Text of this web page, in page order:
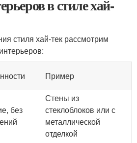
в стиле хай-
стиля хай-тек рассмотрим
Пример
без
Стены из
стеклоблоков или с
металлической
отделкой